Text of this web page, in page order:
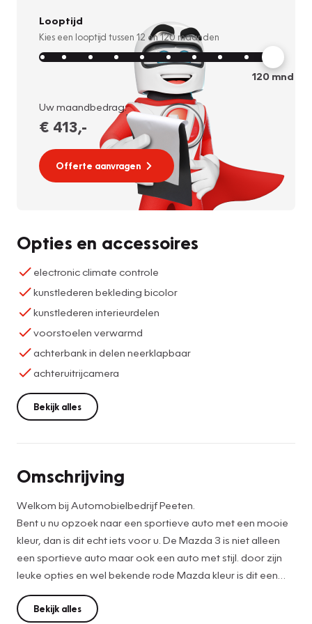
Looptijd
Kies een looptijd tussen 12 en120 maanden
120mnd
Uw maandbedrag:
€ 413,-
Offerte aanvragen
Opties en accessoires
electronic climate controle
kunstlederen bekleding bicolor
kunstlederen interieurdelen
voorstoelen verwarmd
achterbank in delen neerklapbaar
achteruitrijcamera
Bekijk alles
Omschrijving
Welkom bij Automobielbedrijf Peeten.
Bent u nu opzoek naar een sportieve auto met een mooie
kleur, dan is dit echt iets voor u. De Mazda 3 is niet alleen
een sportieve auto maar ook een auto met stijl. door zijn
leuke opties en wel bekende rode Mazda kleur is dit een
echte eye catcher. De auto heeft O.A. de volgende opties.
Parkeer sensoren aan de voor en achter zijde, een
Bekijk alles